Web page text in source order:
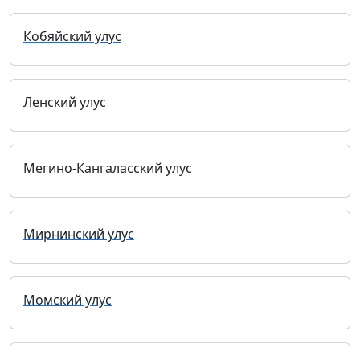
Кобяйский улус
Ленский улус
Мегино-Кангаласский улус
Мирнинский улус
Момский улус